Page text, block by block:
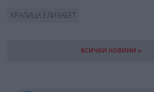
КРАЛИЦА ЕЛИЗАБЕТ
ВСИЧКИ НОВИНИ »